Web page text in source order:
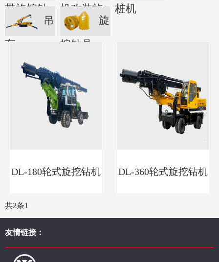
带旋挖钻
机
机改装旋
挖钻机
桩机
吊
车
旋
挖钻具
DL-180轮式旋挖钻机 DL-360轮式旋挖钻机
共2条1
友情链接：